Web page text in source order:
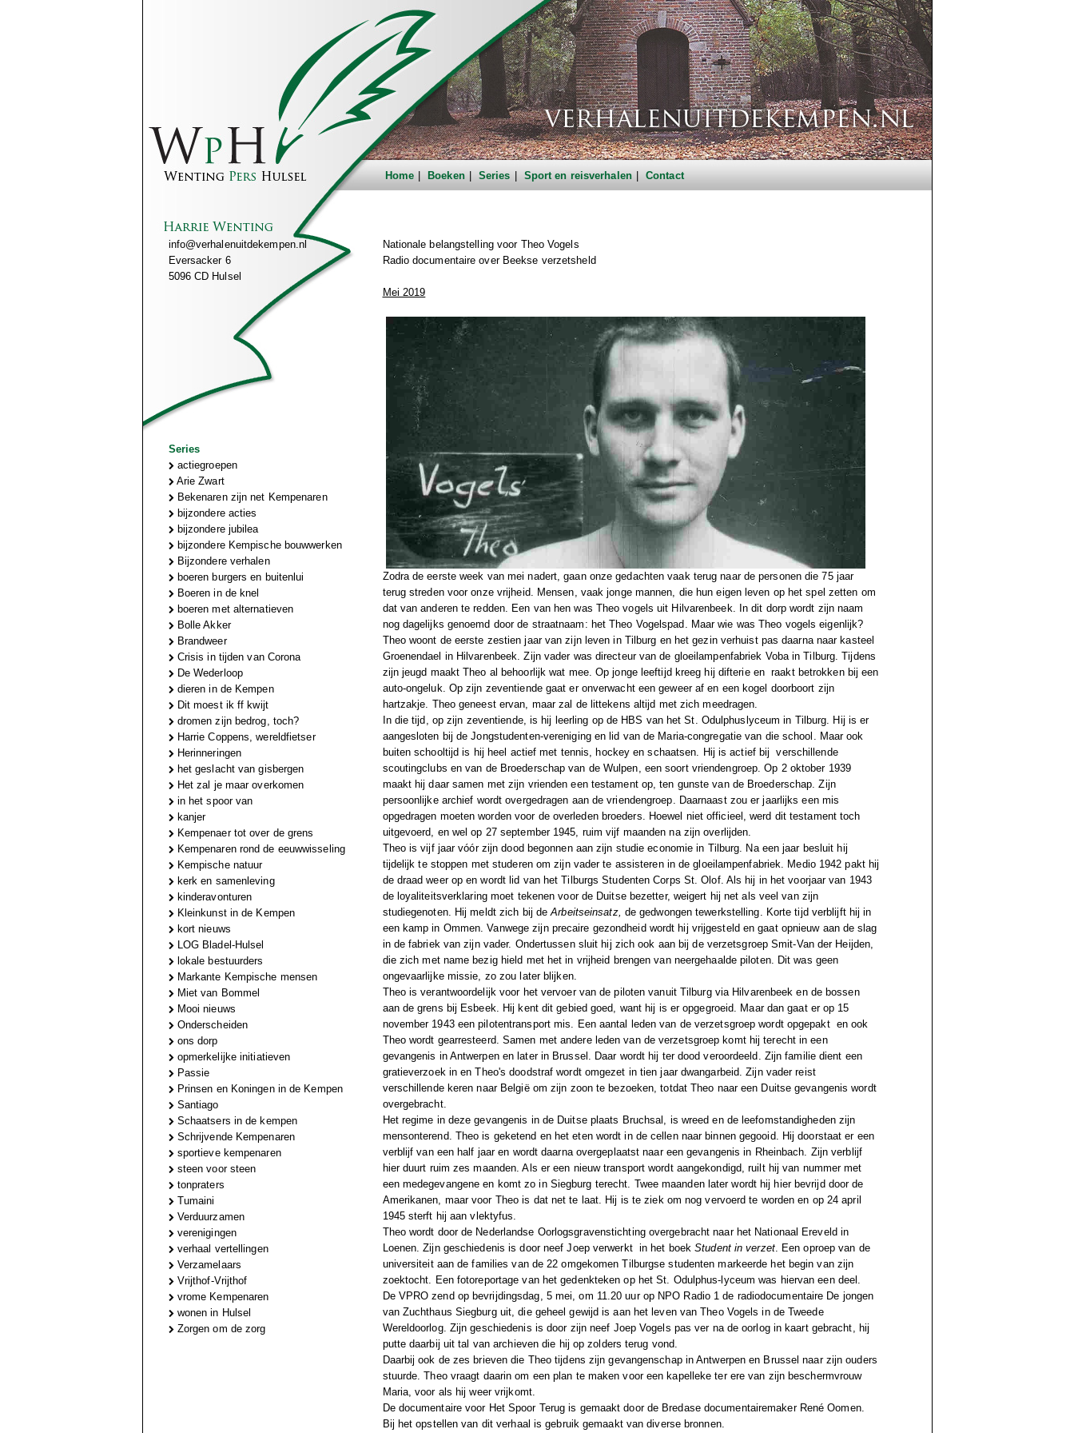
Home Boeken Series Sport en reisverhalen Contact
info@verhalenuitdekempen.nl
Eversacker 6
5096 CD Hulsel
Series
actiegroepen
Arie Zwart
Bekenaren zijn net Kempenaren
bijzondere acties
bijzondere jubilea
bijzondere Kempische bouwwerken
Bijzondere verhalen
boeren burgers en buitenlui
Boeren in de knel
boeren met alternatieven
Bolle Akker
Brandweer
Crisis in tijden van Corona
De Wederloop
dieren in de Kempen
Dit moest ik ff kwijt
dromen zijn bedrog, toch?
Harrie Coppens, wereldfietser
Herinneringen
het geslacht van gisbergen
Het zal je maar overkomen
in het spoor van
kanjer
Kempenaer tot over de grens
Kempenaren rond de eeuwwisseling
Kempische natuur
kerk en samenleving
kinderavonturen
Kleinkunst in de Kempen
kort nieuws
LOG Bladel-Hulsel
lokale bestuurders
Markante Kempische mensen
Miet van Bommel
Mooi nieuws
Onderscheiden
ons dorp
opmerkelijke initiatieven
Passie
Prinsen en Koningen in de Kempen
Santiago
Schaatsers in de kempen
Schrijvende Kempenaren
sportieve kempenaren
steen voor steen
tonpraters
Tumaini
Verduurzamen
verenigingen
verhaal vertellingen
Verzamelaars
Vrijthof-Vrijthof
vrome Kempenaren
wonen in Hulsel
Zorgen om de zorg
Nationale belangstelling voor Theo Vogels
Radio documentaire over Beekse verzetsheld
Mei 2019
Zodra de eerste week van mei nadert, gaan onze gedachten vaak terug naar de personen die 75 jaar
terug streden voor onze vrijheid. Mensen, vaak jonge mannen, die hun eigen leven op het spel zetten om
dat van anderen te redden. Een van hen was Theo vogels uit Hilvarenbeek. In dit dorp wordt zijn naam
nog dagelijks genoemd door de straatnaam: het Theo Vogelspad. Maar wie was Theo vogels eigenlijk?
Theo woont de eerste zestien jaar van zijn leven in Tilburg en het gezin verhuist pas daarna naar kasteel
Groenendael in Hilvarenbeek. Zijn vader was directeur van de gloeilampenfabriek Voba in Tilburg. Tijdens
zijn jeugd maakt Theo al behoorlijk wat mee. Op jonge leeftijd kreeg hij difterie en raakt betrokken bij een
auto-ongeluk. Op zijn zeventiende gaat er onverwacht een geweer af en een kogel doorboort zijn
hartzakje. Theo geneest ervan, maar zal de littekens altijd met zich meedragen.
In die tijd, op zijn zeventiende, is hij leerling op de HBS van het St. Odulphuslyceum in Tilburg. Hij is er
aangesloten bij de Jongstudenten-vereniging en lid van de Maria-congregatie van die school. Maar ook
buiten schooltijd is hij heel actief met tennis, hockey en schaatsen. Hij is actief bij verschillende
scoutingclubs en van de Broederschap van de Wulpen, een soort vriendengroep. Op 2 oktober 1939
maakt hij daar samen met zijn vrienden een testament op, ten gunste van de Broederschap. Zijn
persoonlijke archief wordt overgedragen aan de vriendengroep. Daarnaast zou er jaarlijks een mis
opgedragen moeten worden voor de overleden broeders. Hoewel niet officieel, werd dit testament toch
uitgevoerd, en wel op 27 september 1945, ruim vijf maanden na zijn overlijden.
Theo is vijf jaar vóór zijn dood begonnen aan zijn studie economie in Tilburg. Na een jaar besluit hij
tijdelijk te stoppen met studeren om zijn vader te assisteren in de gloeilampenfabriek. Medio 1942 pakt hij
de draad weer op en wordt lid van het Tilburgs Studenten Corps St. Olof. Als hij in het voorjaar van 1943
de loyaliteitsverklaring moet tekenen voor de Duitse bezetter, weigert hij net als veel van zijn
studiegenoten. Hij meldt zich bij deArbeitseinsatz, de gedwongen tewerkstelling. Korte tijd verblijft hij in
een kamp in Ommen. Vanwege zijn precaire gezondheid wordt hij vrijgesteld en gaat opnieuw aan de slag
in de fabriek van zijn vader. Ondertussen sluit hij zich ook aan bij de verzetsgroep Smit-Van der Heijden,
die zich met name bezig hield met het in vrijheid brengen van neergehaalde piloten. Dit was geen
ongevaarlijke missie, zo zou later blijken.
Theo is verantwoordelijk voor het vervoer van de piloten vanuit Tilburg via Hilvarenbeek en de bossen
aan de grens bij Esbeek. Hij kent dit gebied goed, want hij is er opgegroeid. Maar dan gaat er op 15
november 1943 een pilotentransport mis. Een aantal leden van de verzetsgroep wordt opgepakt en ook
Theo wordt gearresteerd. Samen met andere leden van de verzetsgroep komt hij terecht in een
gevangenis in Antwerpen en later in Brussel. Daar wordt hij ter dood veroordeeld. Zijn familie dient een
gratieverzoek in en Theo's doodstraf wordt omgezet in tien jaar dwangarbeid. Zijn vader reist
verschillende keren naar België om zijn zoon te bezoeken, totdat Theo naar een Duitse gevangenis wordt
overgebracht.
Het regime in deze gevangenis in de Duitse plaats Bruchsal, is wreed en de leefomstandigheden zijn
mensonterend. Theo is geketend en het eten wordt in de cellen naar binnen gegooid. Hij doorstaat er een
verblijf van een half jaar en wordt daarna overgeplaatst naar een gevangenis in Rheinbach. Zijn verblijf
hier duurt ruim zes maanden. Als er een nieuw transport wordt aangekondigd, ruilt hij van nummer met
een medegevangene en komt zo in Siegburg terecht. Twee maanden later wordt hij hier bevrijd door de
Amerikanen, maar voor Theo is dat net te laat. Hij is te ziek om nog vervoerd te worden en op 24 april
1945 sterft hij aan vlektyfus.
Theo wordt door de Nederlandse Oorlogsgravenstichting overgebracht naar het Nationaal Ereveld in
Loenen. Zijn geschiedenis is door neef Joep verwerkt in het boekStudent in verzet. Een oproep van de
universiteit aan de families van de 22 omgekomen Tilburgse studenten markeerde het begin van zijn
zoektocht. Een fotoreportage van het gedenkteken op het St. Odulphus-lyceum was hiervan een deel.
De VPRO zend op bevrijdingsdag, 5 mei, om 11.20 uur op NPO Radio 1 de radiodocumentaire De jongen
van Zuchthaus Siegburg uit, die geheel gewijd is aan het leven van Theo Vogels in de Tweede
Wereldoorlog. Zijn geschiedenis is door zijn neef Joep Vogels pas ver na de oorlog in kaart gebracht, hij
putte daarbij uit tal van archieven die hij op zolders terug vond.
Daarbij ook de zes brieven die Theo tijdens zijn gevangenschap in Antwerpen en Brussel naar zijn ouders
stuurde. Theo vraagt daarin om een plan te maken voor een kapelleke ter ere van zijn beschermvrouw
Maria, voor als hij weer vrijkomt.
De documentaire voor Het Spoor Terug is gemaakt door de Bredase documentairemaker René Oomen.
Bij het opstellen van dit verhaal is gebruik gemaakt van diverse bronnen.